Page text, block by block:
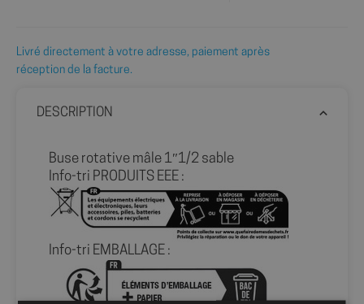
Livré directement à votre adresse, paiement après
réception de la facture.
DESCRIPTION
Buse rotative mâle 1″1/2 sable
Info-tri PRODUITS EEE :
Info-tri EMBALLAGE :